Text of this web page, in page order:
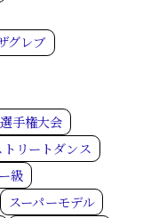
グレブ
手権大会
トリートダンス
級
スーパーモデル